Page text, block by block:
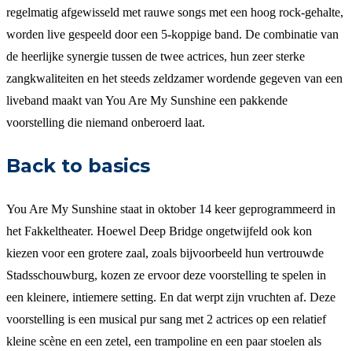
regelmatig afgewisseld met rauwe songs met een hoog rock-gehalte,
worden live gespeeld door een 5-koppige band. De combinatie van
de heerlijke synergie tussen de twee actrices, hun zeer sterke
zangkwaliteiten en het steeds zeldzamer wordende gegeven van een
liveband maakt van You Are My Sunshine een pakkende
voorstelling die niemand onberoerd laat.
Back to basics
You Are My Sunshine staat in oktober 14 keer geprogrammeerd in
het Fakkeltheater. Hoewel Deep Bridge ongetwijfeld ook kon
kiezen voor een grotere zaal, zoals bijvoorbeeld hun vertrouwde
Stadsschouwburg, kozen ze ervoor deze voorstelling te spelen in
een kleinere, intiemere setting. En dat werpt zijn vruchten af. Deze
voorstelling is een musical pur sang met 2 actrices op een relatief
kleine scène en een zetel, een trampoline en een paar stoelen als